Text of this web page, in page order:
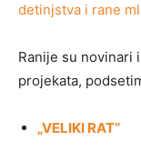
detinjstva i rane
Ranije su novinari
projekata,
„VELIKI RAT“